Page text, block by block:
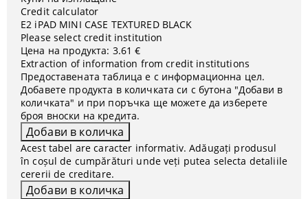
Credit calculator
Е2 iPAD MINI CASE TEXTURED BLACK
Please select credit institution
Цена на продукта: 3.61 €
Extraction of information from credit institutions
Предоставената таблица е с информационна цел.
Добавете продукта в количката си с бутона "Добави в
количката" и при поръчка ще можете да изберете
броя вноски на кредита.
Acest tabel are caracter informativ. Adăugați produsul
în coșul de cumpărături unde veți putea selecta detaliile
cererii de creditare.